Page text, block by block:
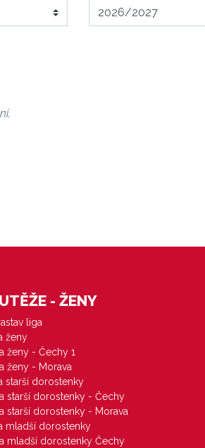
- ŽENY
liga
ženy
ženy - Čechy 1
ženy - Morava
starší dorostenky
starší dorostenky - Čechy
starší dorostenky - Morava
mladší dorostenky
mladší dorostenky Čechy